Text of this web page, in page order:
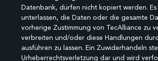
Datenbank, dürfen nicht kopiert werden. Es
unterlassen, die Daten oder die gesamte
vorherige Zustimmung von TecAlliance zu
verbreiten und/oder diese Handlungen
ausführen zu lassen. Ein Zuwiderhandeln
Urheberrechtsverletzung dar und wird